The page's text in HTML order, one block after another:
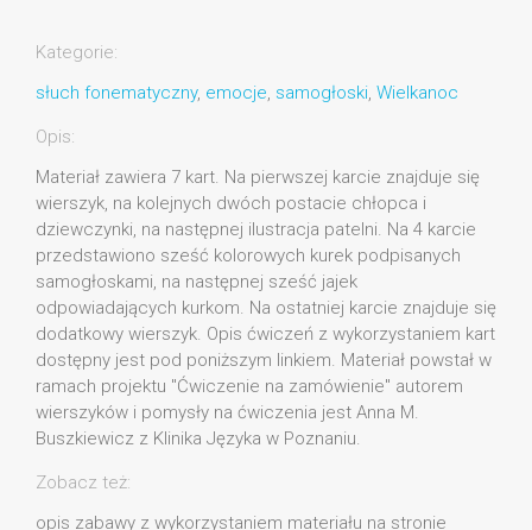
Kategorie:
słuch fonematyczny, emocje, samogłoski, Wielkanoc
Opis:
Materiał zawiera 7 kart. Na pierwszej karcie znajduje się
wierszyk, na kolejnych dwóch postacie chłopca i
dziewczynki, na następnej ilustracja patelni. Na 4 karcie
przedstawiono sześć kolorowych kurek podpisanych
samogłoskami, na następnej sześć jajek
odpowiadających kurkom. Na ostatniej karcie znajduje się
dodatkowy wierszyk. Opis ćwiczeń z wykorzystaniem kart
dostępny jest pod poniższym linkiem. Materiał powstał w
ramach projektu "Ćwiczenie na zamówienie" autorem
wierszyków i pomysły na ćwiczenia jest Anna M.
Buszkiewicz z Klinika Języka w Poznaniu.
Zobacz też:
opis zabawy z wykorzystaniem materiału na stronie